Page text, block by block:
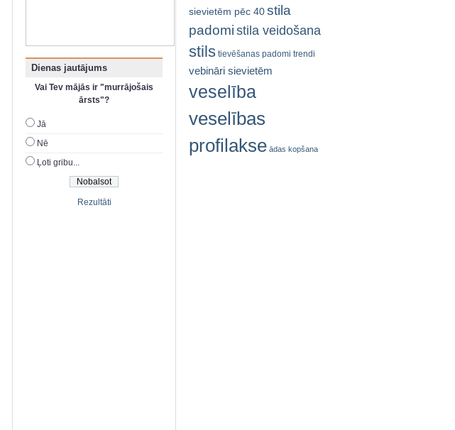
Dienas jautājums
Vai Tev mājās ir "murrājošais
ārsts"?
Jā
Nē
Ļoti gribu...
Rezultāti
sievietēm pēc 40stila
padomistila veidošana
stils tievēšanas padomi trendi
vebināri sievietēm
veselība
veselības
profilakse ādas kopšana